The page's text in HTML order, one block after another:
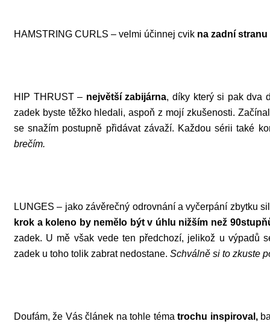
HAMSTRING CURLS – velmi účinnej cvik na zadní
HIP THRUST – největší zabijárna, díky který si pak dva
zadek byste těžko hledali, aspoň z mojí zkušenosti.
se snažím postupně přidávat závaží. Každou sérii také
brečím.
LUNGES – jako závěrečný odrovnání a vyčerpání zbytku
krok a koleno by nemělo být v úhlu nižším než
zadek. U mě však vede ten předchozí, jelikož u výpadů
zadek u toho tolik zabrat nedostane. Schválně si to zkuste
Doufám, že Vás článek na tohle téma trochu inspiroval,